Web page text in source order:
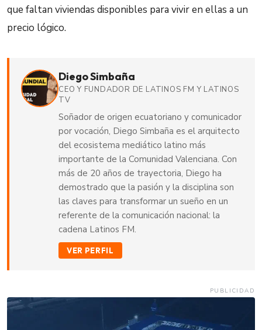
que faltan viviendas disponibles para vivir en ellas a un
precio lógico.
Diego Simbaña
CEO Y FUNDADOR DE LATINOS FM Y LATINOS
TV
Soñador de origen ecuatoriano y comunicador
por vocación, Diego Simbaña es el arquitecto
del ecosistema mediático latino más
importante de la Comunidad Valenciana. Con
más de 20 años de trayectoria, Diego ha
demostrado que la pasión y la disciplina son
las claves para transformar un sueño en un
referente de la comunicación nacional: la
cadena Latinos FM.
VER PERFIL
PUBLICIDAD